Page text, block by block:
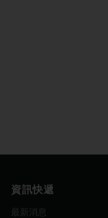
資訊快遞
最新消息